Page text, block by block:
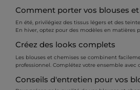
Comment porter vos blouses
En été, privilégiez des tissus légers et des
En hiver, optez pour des modèles en matières
Créez des looks complets
Les blouses et chemises se combinent
professionnel. Complétez votre ensemble avec
Conseils d'entretien pour vos